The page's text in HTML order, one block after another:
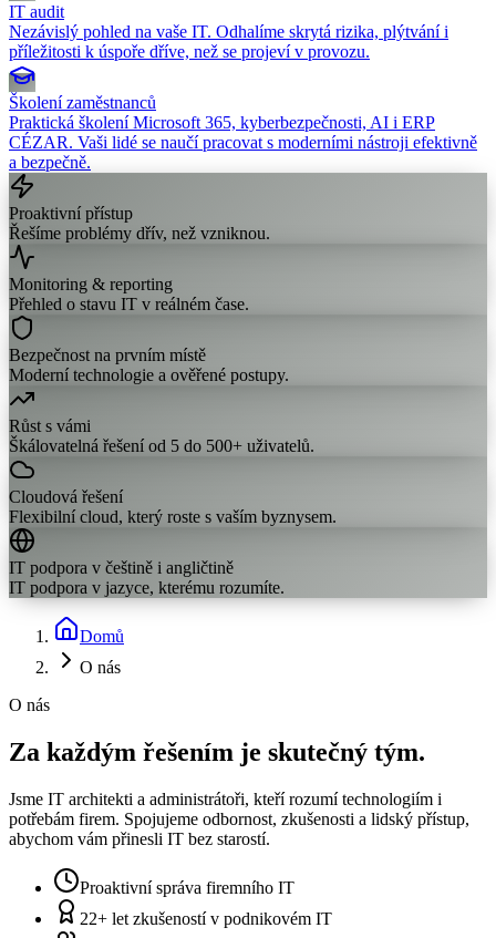
IT audit
Nezávislý pohled na vaše IT. Odhalíme skrytá rizika, plýtvání i
příležitosti k úspoře dříve, než se projeví v provozu.
Školení zaměstnanců
Praktická školení Microsoft 365, kyberbezpečnosti, AI i ERP
CÉZAR. Vaši lidé se naučí pracovat s moderními nástroji efektivně
a bezpečně.
Proaktivní přístup
Řešíme problémy dřív, než vzniknou.
Monitoring & reporting
Přehled o stavu IT v reálném čase.
Bezpečnost na prvním místě
Moderní technologie a ověřené postupy.
Růst s vámi
Škálovatelná řešení od 5 do 500+ uživatelů.
Cloudová řešení
Flexibilní cloud, který roste s vaším byznysem.
IT podpora v češtině i angličtině
IT podpora v jazyce, kterému rozumíte.
Domů
O nás
O nás
Za každým řešením je skutečný tým.
Jsme IT architekti a administrátoři, kteří rozumí technologiím i
potřebám firem. Spojujeme odbornost, zkušenosti a lidský přístup,
abychom vám přinesli IT bez starostí.
Proaktivní správa firemního IT
22+ let zkušeností v podnikovém IT